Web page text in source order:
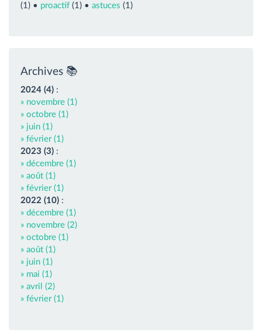
(1) • proactif (1) • astuces (1)
Archives 📚
2024 (4) :
» novembre (1)
» octobre (1)
» juin (1)
» février (1)
2023 (3) :
» décembre (1)
» août (1)
» février (1)
2022 (10) :
» décembre (1)
» novembre (2)
» octobre (1)
» août (1)
» juin (1)
» mai (1)
» avril (2)
» février (1)